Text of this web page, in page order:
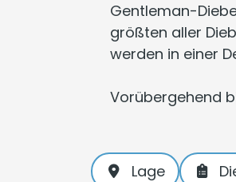
Gentleman-
größten aller
werden in einer
Vorübergehend
Lage